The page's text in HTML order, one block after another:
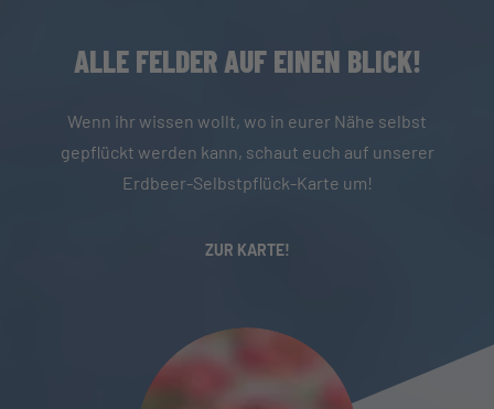
ALLE FELDER AUF EINEN BLICK!
Wenn ihr wissen wollt, wo in eurer Nähe selbst
gepflückt werden kann, schaut euch auf unserer
Erdbeer-Selbstpflück-Karte um!
ZUR KARTE!